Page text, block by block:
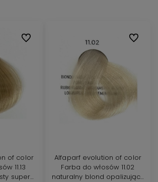
of color
11.13
super
Do ulubionych
Alfaparf evolution of color
Farba do włosów 11.02
naturalny blond opalizujący
Do